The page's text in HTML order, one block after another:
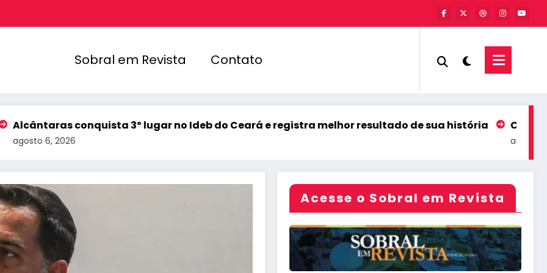
Sobral em Revista Contato
conquista 3º lugar no Ideb do Ceará e registra melhor resultado de sua história
2026
Coreaú
agosto 6, 2026
Acesse o Sobral em Revista